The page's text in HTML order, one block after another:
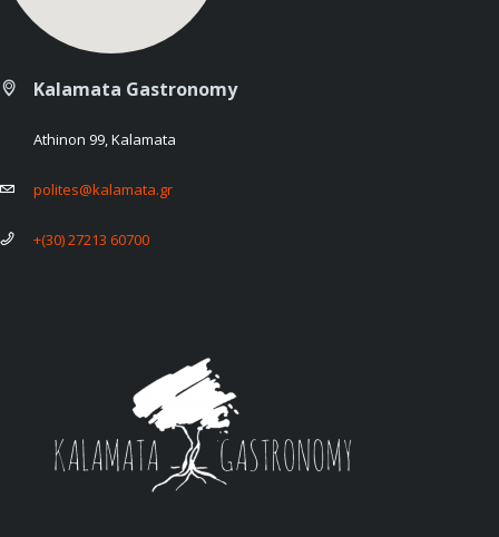
Kalamata Gastronomy
Athinon 99, Kalamata
polites@kalamata.gr
+(30) 27213 60700